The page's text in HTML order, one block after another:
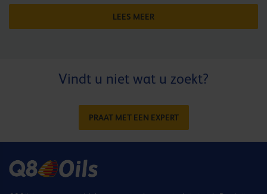
LEES MEER
Vindt u niet wat u zoekt?
PRAAT MET EEN EXPERT